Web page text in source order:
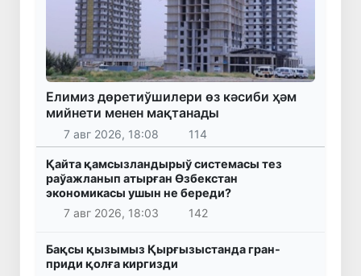
Елимиз дөретиўшилери өз кәсиби ҳәм
мийнети менен мақтанады
7 авг 2026, 18:08 114
Қайта қамсызландырыў системасы тез
раўажланып атырған Өзбекстан
экономикасы ушын не береди?
7 авг 2026, 18:03
142
Бақсы қызымыз Қырғызыстанда гран-
приди қолға киргизди